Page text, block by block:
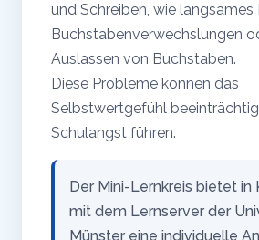
und Schreiben, wie langsames
Buchstabenverwechslungen
Auslassen von Buchstaben.
Diese Probleme können das
Selbstwertgefühl
Schulangst führen.
Der Mini-Lernkreis bietet in
mit dem Lernserver der
Münster eine individuelle